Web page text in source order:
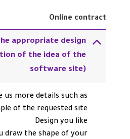
Online contract
appropriate design
of the idea of the
software site)
us more details such as:
of the requested site
Design you like
draw the shape of your